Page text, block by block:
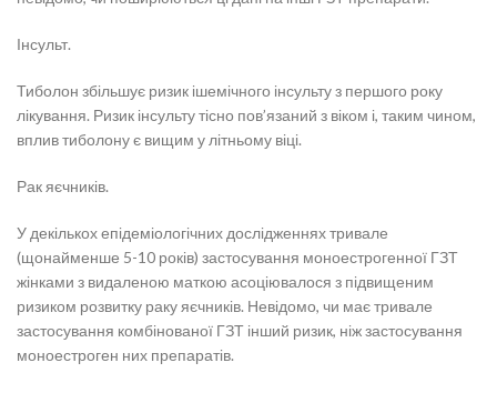
Інсульт.
Тиболон збільшує ризик ішемічного інсульту з першого року
лікування. Ризик інсульту тісно пов’язаний з віком і, таким чином,
вплив тиболону є вищим у літньому віці.
Рак яєчників.
У декількох епідеміологічних дослідженнях тривале
(щонайменше 5-10 років) застосування моноестрогенної ГЗТ
жінками з видаленою маткою асоціювалося з підвищеним
ризиком розвитку раку яєчників. Невідомо, чи має тривале
застосування комбінованої ГЗТ інший ризик, ніж застосування
моноестроген них препаратів.